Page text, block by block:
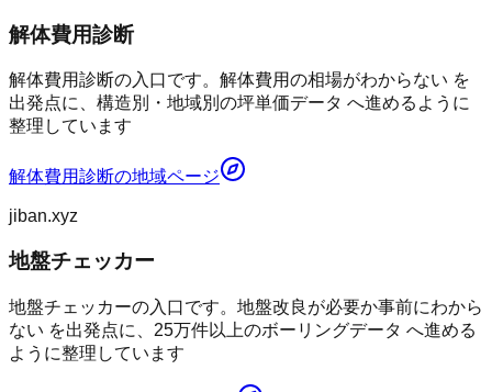
解体費用診断
解体費用診断の入口です。解体費用の相場がわからない を
出発点に、構造別・地域別の坪単価データ へ進めるように
整理しています
解体費用診断の地域ページ
jiban.xyz
地盤チェッカー
地盤チェッカーの入口です。地盤改良が必要か事前にわから
ない を出発点に、25万件以上のボーリングデータ へ進める
ように整理しています